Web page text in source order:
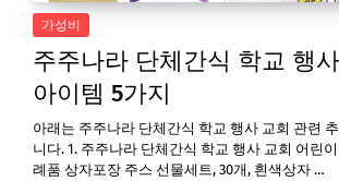
가성비
주주나라 단체간식 학교 행
아이템 5가지
아래는 주주나라 단체간식 학교 행사 교회 관련
니다. 1. 주주나라 단체간식 학교 행사 교회 어린
례품 상자포장 주스 선물세트, 30개, 흰색상자 …